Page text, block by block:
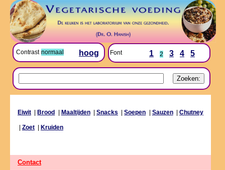
Contrast normaal hoog Font 1 2 3 4 5
Eiwit Brood Maaltijden|Snacks |Soepen Sauzen|Chutney
Zoet Kruiden
Contact